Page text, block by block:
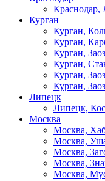
Краснодар,
Курган
Курган,
Курган,
Курган,
Курган,
Курган,
Курган,
Липецк
Липецк,
Москва
Москва,
Москва,
Москва,
Москва,
Москва,